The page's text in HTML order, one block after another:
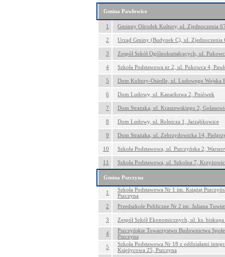
Gmina Pawłowice
1 Gminny Ośrodek Kultury, ul. Zjednoczenia
2 Urząd Gminy (Budynek C), ul. Zjednoczenia
3 Zespół Szkół Ogólnokształcących, ul.
4 Szkoła Podstawowa nr 2, ul. Pukowca 4,
5 Dom Kultury-Osiedle, ul. Ludowego Wojska
6 Dom Ludowy, ul. Kanarkowa 2, Pniówek
7 Dom Strażaka, ul. Kraszewskiego 2,
8 Dom Ludowy, ul. Rolnicza 1, Jarząbkowice
9 Dom Strażaka, ul. Zebrzydowicka 14,
10 Szkoła Podstawowa, ul. Pszczyńska 2,
11 Szkoła Podstawowa, ul. Szkolna 7,
Gmina Pszczyna
1
Szkoła Podstawowa Nr 1 im. Książąt
Pszczyna
2
Przedszkole Publiczne Nr 2 im. Juliana
3 Zespół Szkół Ekonomicznych, ul. ks.
4
Pszczyńskie Towarzystwo Budownictwa
Pszczyna
5
Szkoła Podstawowa Nr 18 z oddziałami
Księżycowa 25, Pszczyna